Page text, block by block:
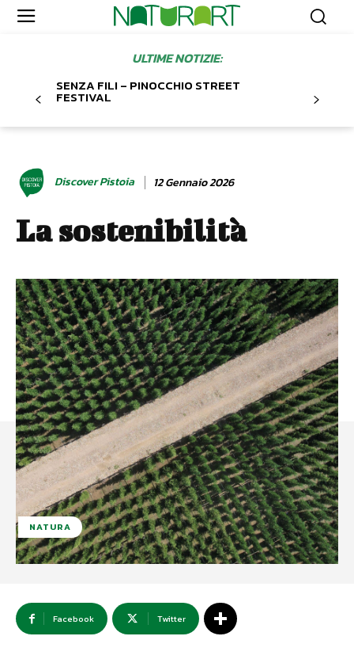
ULTIME NOTIZIE:
SENZA FILI – PINOCCHIO STREET
FESTIVAL
Discover Pistoia 12 Gennaio 2026
La sostenibilità
NATURA
Facebook Twitter